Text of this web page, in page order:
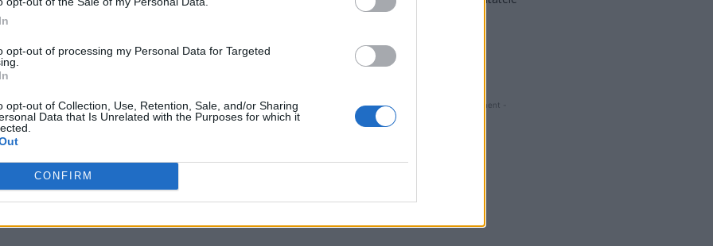
opt-out of processing my Personal Data for Targeted
opt-out of Collection, Use, Retention, Sale, and/or Sharing
Data that Is Unrelated with the Purposes for which it
CONFIRM
se vor încheia și ultimele 5 grupe
configurația finală a celor 16 echipe
pentru ultimele 4 locuri la Mondialul
a Germaniei și a Olandei, prin victorii „la zero” în
- Advertisment -